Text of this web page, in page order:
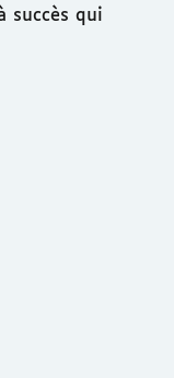
succès qui